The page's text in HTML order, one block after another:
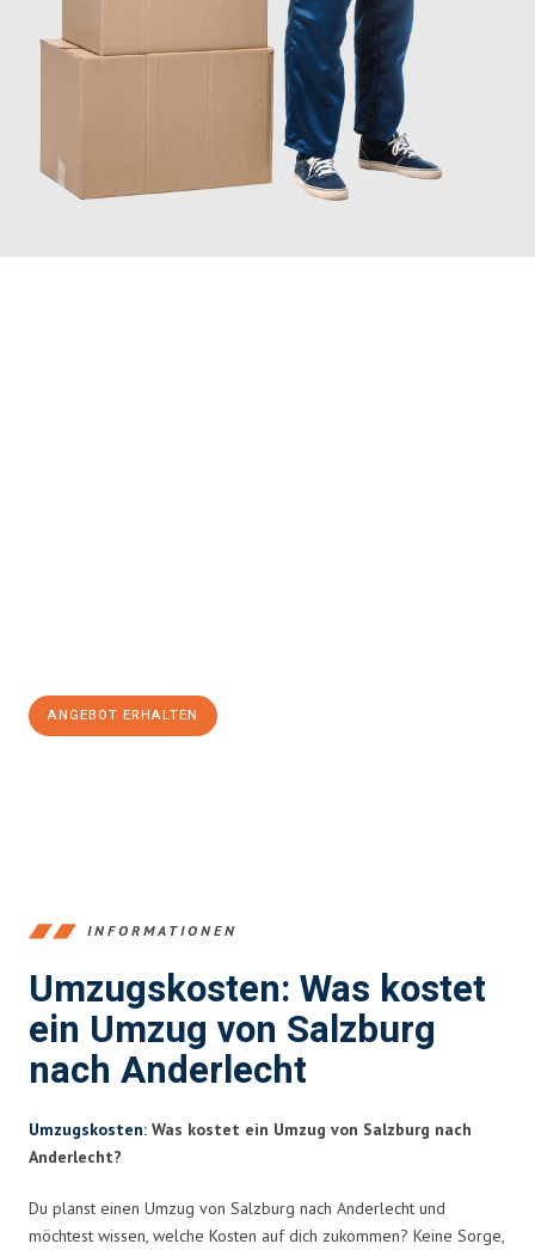
ANGEBOT ERHALTEN
INFORMATIONEN
Umzugskosten: Was kostet
ein Umzug von Salzburg
nach Anderlecht
Umzugskosten: Was kostet ein Umzug von Salzburg nach
Anderlecht?
Du planst einen Umzug von Salzburg nach Anderlecht und
möchtest wissen, welche Kosten auf dich zukommen? Keine Sorge,